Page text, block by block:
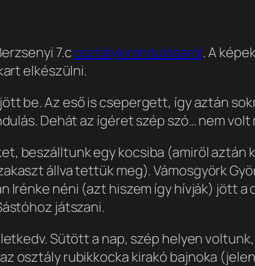
7.c osztálykirándulásáról. A
elkészülni.
be. Az eső is csepergett, így aztán
Dehát az ígéret szép szó… nem
beszálltunk egy kocsiba (amiről aztán
állva tettük meg). Vámosgyörk
Irénke néni (azt hiszem így hívják) jött a
játszani.
Sütött a nap, szép helyen
osztály rubikkocka kirakó bajnoka